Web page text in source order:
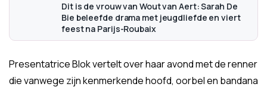
Dit is de vrouw van Wout van Aert: Sarah De
Bie beleefde drama met jeugdliefde en viert
feest na Parijs-Roubaix
Presentatrice Blok vertelt over haar avond met de renner
die vanwege zijn kenmerkende hoofd, oorbel en bandana